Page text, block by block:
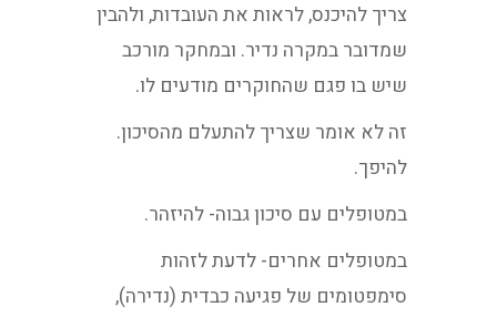
צריך להיכנס, לראות את העובדות, ולהבין
שמדובר במקרה נדיר. ובמחקר מורכב
שיש בו פגם שהחוקרים מודעים לו.
זה לא אומר שצריך להתעלם מהסיכון.
להיפך.
במטופלים עם סיכון גבוה- להיזהר.
במטופלים אחרים- לדעת לזהות
סימפטומים של פגיעה כבדית (נדירה),